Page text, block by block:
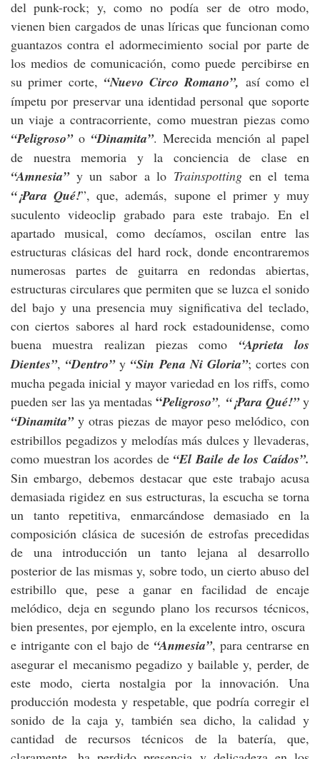
del punk-rock; y, como no podía ser de otro modo,
vienen bien cargados de unas líricas que funcionan como
guantazos contra el adormecimiento social por parte de
los medios de comunicación, como puede percibirse en
su primer corte, “Nuevo Circo Romano”, así como el
ímpetu por preservar una identidad personal que soporte
un viaje a contracorriente, como muestran piezas como
“Peligroso” o “Dinamita”. Merecida mención al papel
de nuestra memoria y la conciencia de clase en
“Amnesia”y un sabor a lo Trainspotting en el tema
“¡Para Qué!”, que, además, supone el primer y muy
suculento videoclip grabado para este trabajo. En el
apartado musical, como decíamos, oscilan entre las
estructuras clásicas del hard rock, donde encontraremos
numerosas partes de guitarra en redondas abiertas,
estructuras circulares que permiten que se luzca el sonido
del bajo y una presencia muy significativa del teclado,
con ciertos sabores al hard rock estadounidense, como
buena muestra realizan piezas como “Aprieta los
Dientes”, “Dentro”y “Sin Pena Ni Gloria”; cortes con
mucha pegada inicial y mayor variedad en los riffs, como
pueden ser las ya mentadas“Peligroso”, “¡Para Qué!”y
“Dinamita”y otras piezas de mayor peso melódico, con
estribillos pegadizos y melodías más dulces y llevaderas,
como muestran los acordes de “El Baile de los Caídos”.
Sin embargo, debemos destacar que este trabajo acusa
demasiada rigidez en sus estructuras, la escucha se torna
un tanto repetitiva, enmarcándose demasiado en la
composición clásica de sucesión de estrofas precedidas
de una introducción un tanto lejana al desarrollo
posterior de las mismas y, sobre todo, un cierto abuso del
estribillo que, pese a ganar en facilidad de encaje
melódico, deja en segundo plano los recursos técnicos,
bien presentes, por ejemplo, en la excelente intro, oscura
e intrigante con el bajo de “Anmesia”, para centrarse en
asegurar el mecanismo pegadizo y bailable y, perder, de
este modo, cierta nostalgia por la innovación. Una
producción modesta y respetable, que podría corregir el
sonido de la caja y, también sea dicho, la calidad y
cantidad de recursos técnicos de la batería, que,